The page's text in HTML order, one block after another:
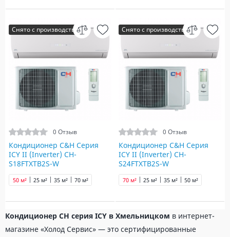
Снято с производства
0 Отзыв
Кондиционер C&H Серия
ICY ІІ (Inverter) CH-
S18FTXTB2S-W
25 м² 35 м²
50 м² 70 м²
Снято с производства
0 Отзыв
Кондиционер C&H Серия
ICY ІІ (Inverter) CH-
S24FTXTB2S-W
25 м² 35 м² 50 м²
70 м²
Кондиционер CH‎ серия ICY в Хмельницком в интернет-
магазине «Холод Сервис» — это сертифицированные